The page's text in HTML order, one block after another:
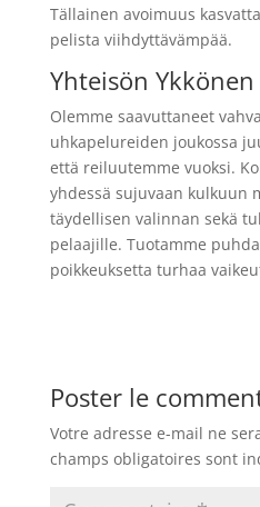
Tällainen avoimuus
pelista viihdyttävämpää.
Yhteisön Ykkönen
Olemme saavuttaneet
uhkapelureiden joukossa
että reiluutemme vuoksi.
yhdessä sujuvaan kulkuun
täydellisen valinnan sekä
pelaajille. Tuotamme
poikkeuksetta turhaa
Poster le
Votre adresse e-mail ne
champs obligatoires sont